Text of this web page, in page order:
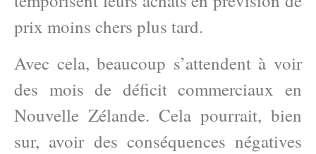
prix moins chers plus tard.
Avec cela, beaucoup s’attendent à voir
des mois de déficit commerciaux en
Nouvelle Zélande. Cela pourrait, bien
sur, avoir des conséquences négatives